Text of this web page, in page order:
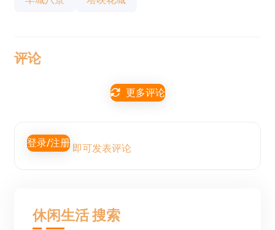
评论
更多评论
登录/注册 即可发表评论
休闲生活 搜索